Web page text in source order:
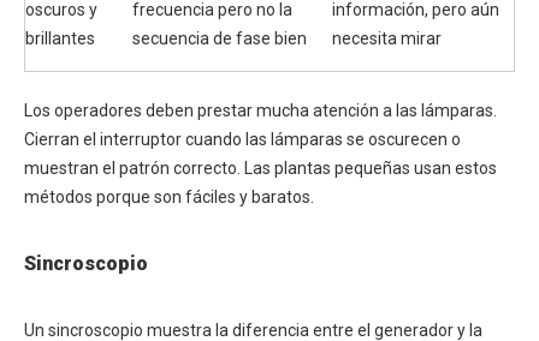
oscuros y
brillantes
frecuencia pero no la
secuencia de fase bien
información, pero aún
necesita mirar
Los operadores deben prestar mucha atención a las lámparas.
Cierran el interruptor cuando las lámparas se oscurecen o
muestran el patrón correcto. Las plantas pequeñas usan estos
métodos porque son fáciles y baratos.
Sincroscopio
Un sincroscopio muestra la diferencia entre el generador y la